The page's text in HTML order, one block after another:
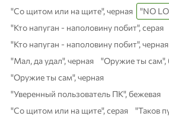
"Со щитом или на щите", черная
"NO
"Кто напуган - наполовину побит", серая
"Кто напуган - наполовину побит", черная
"Мал, да удал", черная
"Оружие ты сам",
"Оружие ты сам", черная
"Уверенный пользователь ПК", бежевая
"Со щитом или на щите", серая
"Таков